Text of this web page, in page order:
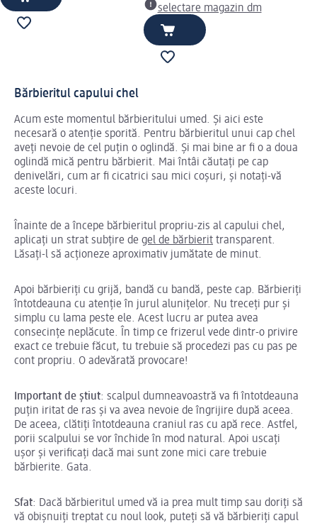
selectare magazin dm
Bărbieritul capului chel
Acum este momentul bărbieritului umed. Și aici este
necesară o atenție sporită. Pentru bărbieritul unui cap chel
aveți nevoie de cel puțin o oglindă. Și mai bine ar fi o a doua
oglindă mică pentru bărbierit. Mai întâi căutați pe cap
denivelări, cum ar fi cicatrici sau mici coșuri, și notați-vă
aceste locuri.
Înainte de a începe bărbieritul propriu-zis al capului chel,
aplicați un strat subțire de gel de bărbierit transparent.
Lăsați-l să acționeze aproximativ jumătate de minut.
Apoi bărbieriți cu grijă, bandă cu bandă, peste cap. Bărbieriți
întotdeauna cu atenție în jurul alunițelor. Nu treceți pur și
simplu cu lama peste ele. Acest lucru ar putea avea
consecințe neplăcute. În timp ce frizerul vede dintr-o privire
exact ce trebuie făcut, tu trebuie să procedezi pas cu pas pe
cont propriu. O adevărată provocare!
Important de știut: scalpul dumneavoastră va fi întotdeauna
puțin iritat de ras și va avea nevoie de îngrijire după aceea.
De aceea, clătiți întotdeauna craniul ras cu apă rece. Astfel,
porii scalpului se vor închide în mod natural. Apoi uscați
ușor și verificați dacă mai sunt zone mici care trebuie
bărbierite. Gata.
Sfat: Dacă bărbieritul umed vă ia prea mult timp sau doriți să
vă obișnuiți treptat cu noul look, puteți să vă bărbieriți capul